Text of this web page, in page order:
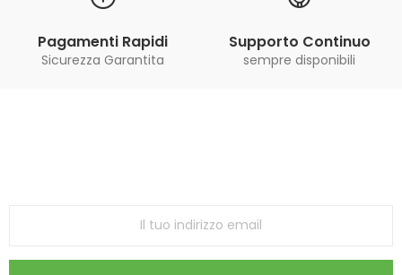
Pagamenti Rapidi
Sicurezza Garantita
Supporto Continuo
sempre disponibili